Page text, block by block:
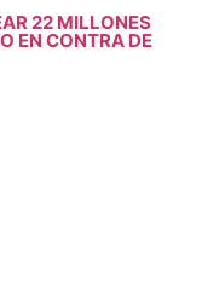
22 MILLONES
EN CONTRA DE